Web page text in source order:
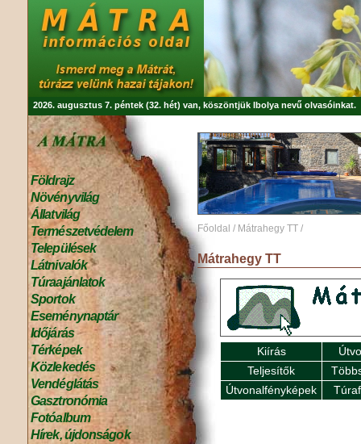
2026. augusztus 7. péntek (32. hét) van, köszöntjük Ibolya nevű olvasóinkat.
Földrajz
Növényvilág
Állatvilág
Természetvédelem
Települések
Látnivalók
Túraajánlatok
Sportok
Eseménynaptár
Időjárás
Térképek
Közlekedés
Vendéglátás
Gasztronómia
Fotóalbum
Hírek, újdonságok
Főoldal / Mátrahegy TT /
Mátrahegy TT
Kiírás
Teljesítők
Útvonalfényképek